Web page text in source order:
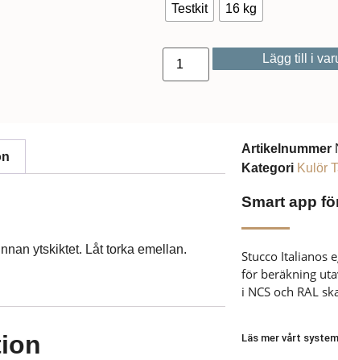
Testkit 16 kg
Lägg till i
ytskiktet. Låt torka emellan.
Artikelnummer
Kategori Kulör
Smart app
Stucco Italianos
för beräkning
i NCS och RAL
Läs mer vårt